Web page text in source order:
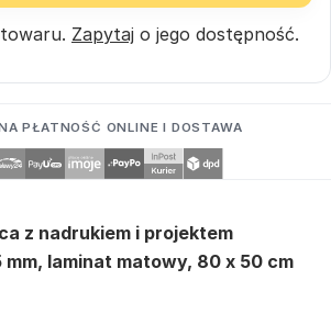
Zapytaj o jego dostępność.
PŁATNOŚĆ ONLINE I DOSTAWA
z nadrukiem i projektem
laminat matowy, 80 x 50 cm